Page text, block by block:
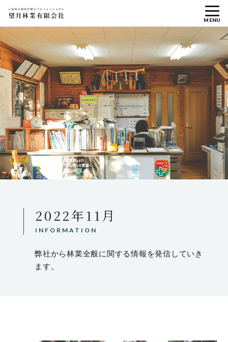
MENU
2022年11月
INFORMATION
弊社から林業全般に関する情報を発信していき
ます。